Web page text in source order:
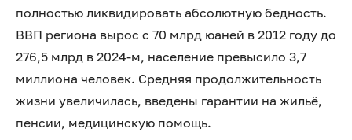
полностью ликвидировать абсолютную бедность.
ВВП региона вырос с 70 млрд юаней в 2012 году до
276,5 млрд в 2024-м, население превысило 3,7
миллиона человек. Средняя продолжительность
жизни увеличилась, введены гарантии на жильё,
пенсии, медицинскую помощь.